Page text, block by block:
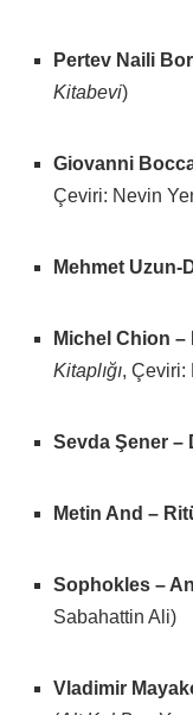
Pertev Naili
Kitabevi)
Giovanni
Çeviri: Nevin
Mehmet Uzun-
Michel Chion
Kitaplığı, Çeviri:
Sevda Şener –
Metin And –
Sophokles –
Sabahattin Ali)
Vladimir